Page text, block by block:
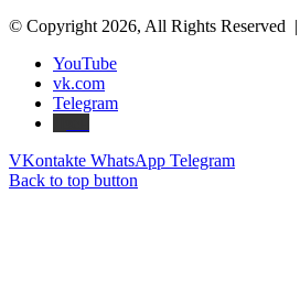
© Copyright 2026, All Rights
YouTube
vk.com
Telegram
VKontakte WhatsApp Telegram
Back to top button